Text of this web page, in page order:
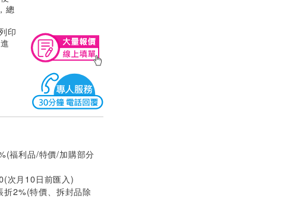
總
印
福利品/特價/加購部分
次月10日前匯入)
折2%(特價、拆封品除